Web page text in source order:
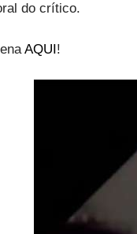
do crítico.
AQUI!